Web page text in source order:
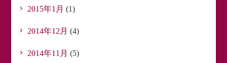
2015年1月 (1)
2014年12月 (4)
2014年11月 (5)